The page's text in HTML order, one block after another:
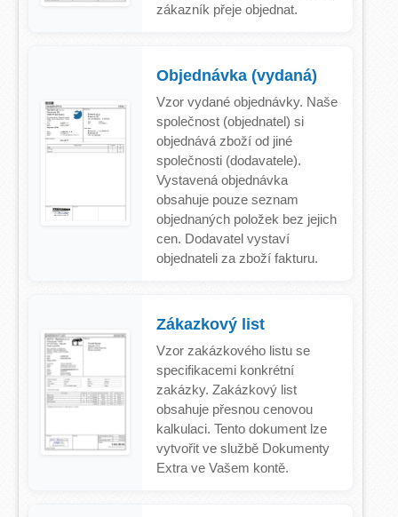
zákazník přeje objednat.
Objednávka (vydaná)
Vzor vydané objednávky. Naše
společnost (objednatel) si
objednává zboží od jiné
společnosti (dodavatele).
Vystavená objednávka
obsahuje pouze seznam
objednaných položek bez jejich
cen. Dodavatel vystaví
objednateli za zboží fakturu.
Zákazkový list
Vzor zakázkového listu se
specifikacemi konkrétní
zakázky. Zakázkový list
obsahuje přesnou cenovou
kalkulaci. Tento dokument lze
vytvořit ve službě Dokumenty
Extra ve Vašem kontě.